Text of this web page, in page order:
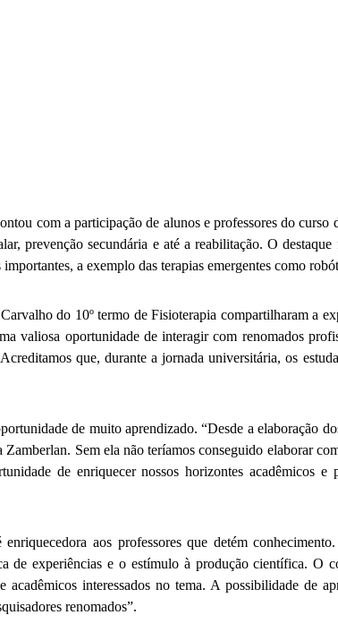
com a participação de alunos e professores do
prevenção secundária e até a reabilitação. O
a exemplo das terapias emergentes como
do 10º termo de Fisioterapia compartilharam a
valiosa oportunidade de interagir com renomados
que, durante a jornada universitária, os
de muito aprendizado. “Desde a elaboração
Sem ela não teríamos conseguido elaborar
de enriquecer nossos horizontes acadêmicos
aos professores que detém
experiências e o estímulo à produção científica. O
acadêmicos interessados no tema. A possibilidade de
renomados”.